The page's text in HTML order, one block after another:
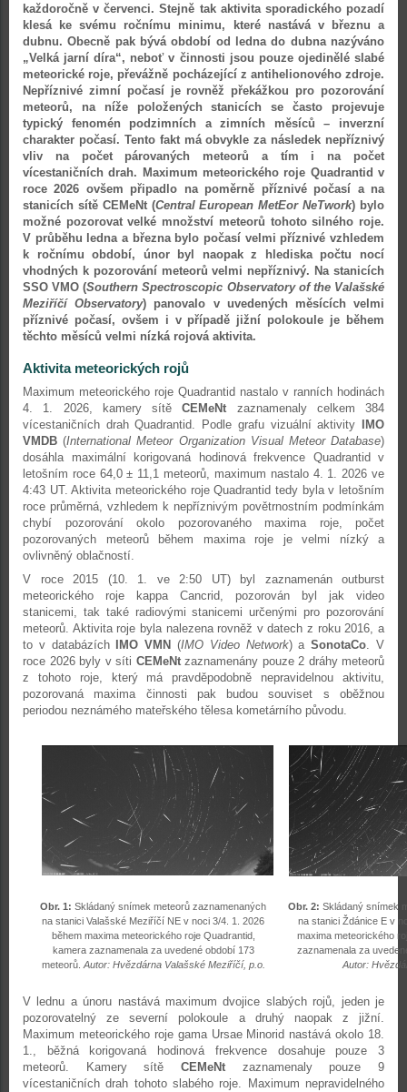
každoročně v červenci. Stejně tak aktivita sporadického pozadí
klesá ke svému ročnímu minimu, které nastává v březnu a
dubnu. Obecně pak bývá období od ledna do dubna nazýváno
„Velká jarní díra“, neboť v činnosti jsou pouze ojedinělé slabé
meteorické roje, převážně pocházející z antihelionového zdroje.
Nepříznivé zimní počasí je rovněž překážkou pro pozorování
meteorů, na níže položených stanicích se často projevuje
typický fenomén podzimních a zimních měsíců – inverzní
charakter počasí. Tento fakt má obvykle za následek nepříznivý
vliv na počet párovaných meteorů a tím i na počet
vícestaničních drah. Maximum meteorického roje Quadrantid v
roce 2026 ovšem připadlo na poměrně příznivé počasí a na
stanicích sítě CEMeNt (Central European MetEor NeTwork) bylo
možné pozorovat velké množství meteorů tohoto silného roje.
V průběhu ledna a března bylo počasí velmi příznivé vzhledem
k ročnímu období, únor byl naopak z hlediska počtu nocí
vhodných k pozorování meteorů velmi nepříznivý. Na stanicích
SSO VMO (Southern Spectroscopic Observatory of the Valašské
Meziříčí Observatory) panovalo v uvedených měsících velmi
příznivé počasí, ovšem i v případě jižní polokoule je během
těchto měsíců velmi nízká rojová aktivita.
Aktivita meteorických rojů
Maximum meteorického roje Quadrantid nastalo v ranních hodinách
4. 1. 2026, kamery sítěCEMeNt zaznamenaly celkem 384
vícestaničních drah Quadrantid. Podle grafu vizuální aktivity
IMO
VMDB (International Meteor Organization Visual Meteor Database)
dosáhla maximální korigovaná hodinová frekvence Quadrantid v
letošním roce 64,0 ± 11,1 meteorů, maximum nastalo 4. 1. 2026 ve
4:43 UT. Aktivita meteorického roje Quadrantid tedy byla v letošním
roce průměrná, vzhledem k nepříznivým povětrnostním podmínkám
chybí pozorování okolo pozorovaného maxima roje, počet
pozorovaných meteorů během maxima roje je velmi nízký a
ovlivněný oblačností.
V roce 2015 (10. 1. ve 2:50 UT) byl zaznamenán outburst
meteorického roje kappa Cancrid, pozorován byl jak video
stanicemi, tak také radiovými stanicemi určenými pro pozorování
meteorů. Aktivita roje byla nalezena rovněž v datech z roku 2016, a
to v databázích
IMO VMN (IMO Video Network) aSonotaCo. V
roce 2026 byly v síti CEMeNtzaznamenány pouze 2 dráhy meteorů
z tohoto roje, který má pravděpodobně nepravidelnou aktivitu,
pozorovaná maxima činnosti pak budou souviset s oběžnou
periodou neznámého mateřského tělesa kometárního původu.
Obr. 1: Skládaný snímek meteorů zaznamenaných
na stanici Valašské Meziříčí NE v noci 3/4. 1. 2026
během maxima meteorického roje Quadrantid,
kamera zaznamenala za uvedené období 173
meteorů. Autor: Hvězdárna Valašské Meziříčí, p.o.
Obr. 2: Skládaný snímek
na stanici Ždánice E v
maxima meteorického
zaznamenala za
Autor:
V lednu a únoru nastává maximum dvojice slabých rojů, jeden je
pozorovatelný ze severní polokoule a druhý naopak z jižní.
Maximum meteorického roje gama Ursae Minorid nastává okolo 18.
1., běžná korigovaná hodinová frekvence dosahuje pouze 3
meteorů. Kamery sítě CEMeNt zaznamenaly pouze 9
vícestaničních drah tohoto slabého roje. Maximum nepravidelného